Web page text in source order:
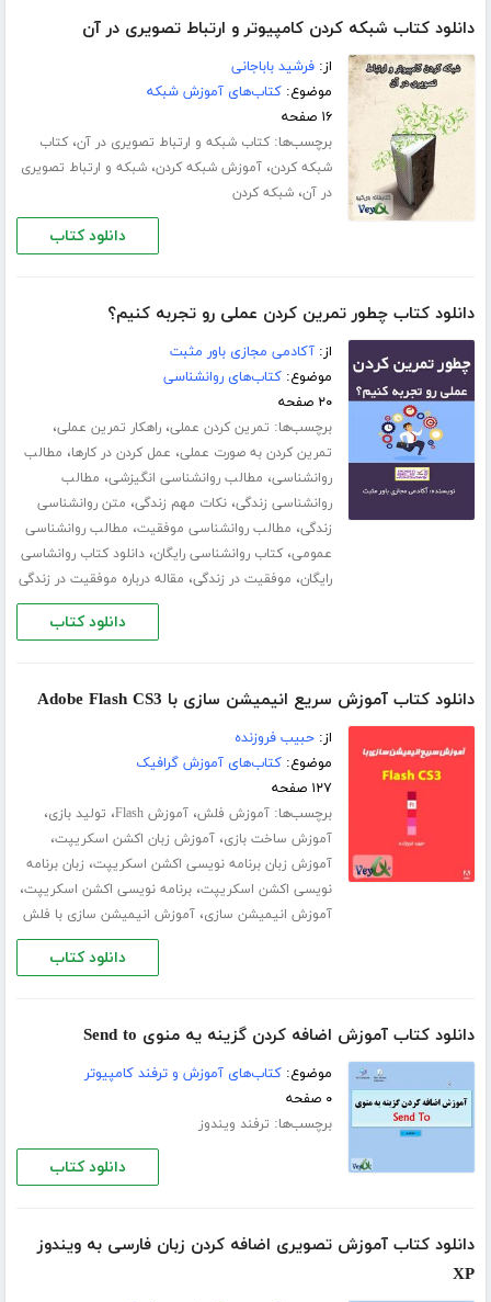
دانلود کتاب شبکه کردن کامپیوتر و ارتباط تصویری در آن
از:فرشید باباجانی
موضوع:کتاب‌های آموزش شبکه
۱۶ صفحه
برچسب‌ها:کتاب شبکه و ارتباط تصویری در آن،کتاب
شبکه کردن،آموزش شبکه کردن،شبکه و ارتباط تصویری
در آن،شبکه کردن
دانلود کتاب
دانلود کتاب چطور تمرین کردن عملی رو تجربه کنیم؟
از:آکادمی مجازی باور مثبت
موضوع:کتاب‌های روانشناسی
۲۰ صفحه
برچسب‌ها: تمرین کردن عملی،راهکار تمرین عملی،
تمرین کردن به صورت عملی، عمل کردن در کارها، مطالب
روانشناسی، مطالب روانشناسی انگیزشی، مطالب
روانشناسی زندگی،نکات مهم زندگی، متن روانشناسی
زندگی، مطالب روانشناسی موفقیت، مطالب روانشناسی
عمومی،کتاب روانشناسی رایگان،دانلود کتاب روانشاسی
رایگان، موفقیت در زندگی، مقاله درباره موفقیت در زندگی
دانلود کتاب
دانلود کتاب آموزش سریع انیمیشن سازی با Adobe Flash CS3
از:حبیب فروزنده
موضوع:کتاب‌های آموزش گرافیک
۱۲۷ صفحه
برچسب‌ها:آموزش فلش،آموزش Flash ، تولید بازی،
آموزش ساخت بازی،آموزش زبان اکشن اسکریپت،
آموزش زبان برنامه نویسی اکشن اسکریپت، زبان برنامه
نویسی اکشن اسکریپت،برنامه نویسی اکشن اسکریپت،
آموزش انیمیشن سازی،آموزش انیمیشن سازی با فلش
دانلود کتاب
دانلود کتاب آموزش اضافه کردن گزینه یه منوی Send to
موضوع:کتاب‌های آموزش و ترفند کامپیوتر
۰ صفحه
برچسب‌ها: ترفند ویندوز
دانلود کتاب
دانلود کتاب آموزش تصویری اضافه کردن زبان فارسی به ویندوز
XP